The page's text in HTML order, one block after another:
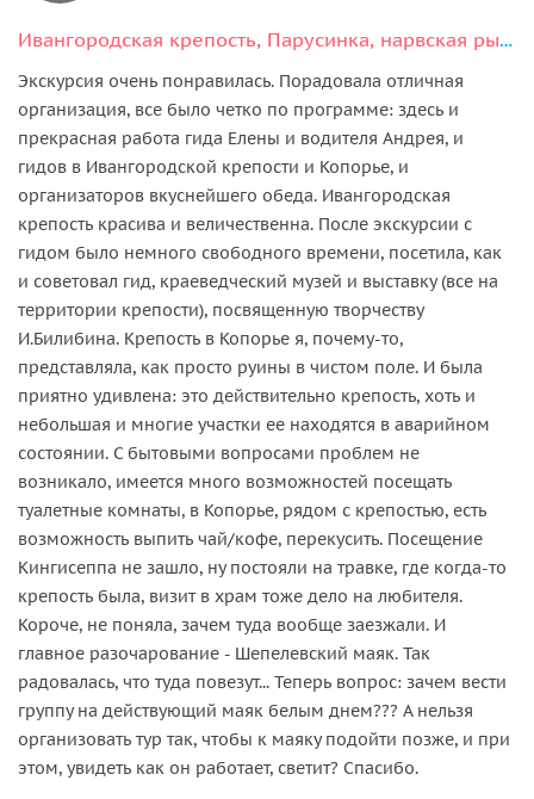
Ивангородская крепость, Парусинка, нарвская рыба и Шепелёвский маяк
Экскурсия очень понравилась. Порадовала отличная
организация, все было четко по программе: здесь и
прекрасная работа гида Елены и водителя Андрея, и
гидов в Ивангородской крепости и Копорье, и
организаторов вкуснейшего обеда. Ивангородская
крепость красива и величественна. После экскурсии с
гидом было немного свободного времени, посетила, как
и советовал гид, краеведческий музей и выставку (все на
территории крепости), посвященную творчеству
И.Билибина. Крепость в Копорье я, почему-то,
представляла, как просто руины в чистом поле. И была
приятно удивлена: это действительно крепость, хоть и
небольшая и многие участки ее находятся в аварийном
состоянии. С бытовыми вопросами проблем не
возникало, имеется много возможностей посещать
туалетные комнаты, в Копорье, рядом с крепостью, есть
возможность выпить чай/кофе, перекусить. Посещение
Кингисеппа не зашло, ну постояли на травке, где когда-то
крепость была, визит в храм тоже дело на любителя.
Короче, не поняла, зачем туда вообще заезжали. И
главное разочарование - Шепелевский маяк. Так
радовалась, что туда повезут... Теперь вопрос: зачем вести
группу на действующий маяк белым днем??? А нельзя
организовать тур так, чтобы к маяку подойти позже, и при
этом, увидеть как он работает, светит? Спасибо.